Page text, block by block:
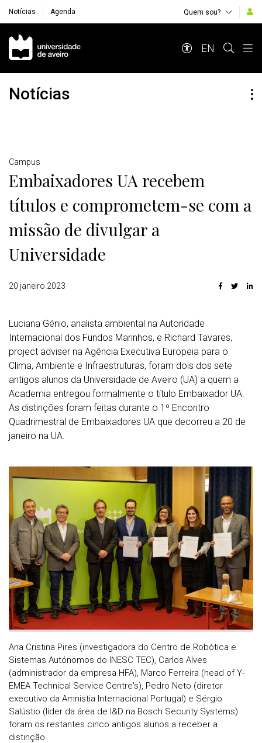
Notícias Agenda Quem sou?
Navegação Principal
EN
Notícias
Detalhes
Campus
Embaixadores UA recebem
títulos e comprometem-se com a
missão de divulgar a
Universidade
20 janeiro 2023
Luciana Génio, analista ambiental na Autoridade
Internacional dos Fundos Marinhos, e Richard Tavares,
project adviser na Agência Executiva Europeia para o
Clima, Ambiente e Infraestruturas, foram dois dos sete
antigos alunos da Universidade de Aveiro (UA) a quem a
Academia entregou formalmente o título Embaixador UA.
As distinções foram feitas durante o 1º Encontro
Quadrimestral de Embaixadores UA que decorreu a 20 de
janeiro na UA.
Ana Cristina Pires (investigadora do Centro de Robótica e
Sistemas Autónomos do INESC TEC), Carlos Alves
(administrador da empresa HFA), Marco Ferreira (head of Y-
EMEA Technical Service Centre's), Pedro Neto (diretor
executivo da Amnistia Internacional Portugal) e Sérgio
Salústio (líder da área de I&D na Bosch Security Systems)
foram os restantes cinco antigos alunos a receber a
distinção.